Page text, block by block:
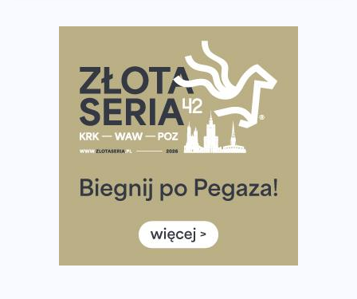
Praska 5k Run gospodarzem Mistrzostw Polski
Największy Bieg Powstania Warszawskiego w historii.
Ponad 12 tysięcy uczestników pobiegło dla Bohaterów!
Tętno vs tempo – czym kierować się w bieganiu?
Co ma dużo białka? Produkty, które warto włączyć do
Rozbiegany Olsztyn szykuje się na weekend z
Już w tę sobotę 35. Bieg Powstania Warszawskiego.
Wystartuje rekordowa liczba uczestników